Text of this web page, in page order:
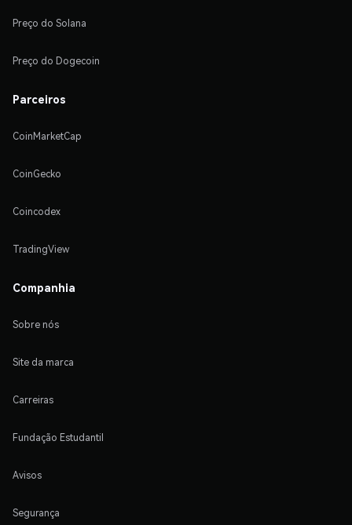
Preço do Solana
Preço do Dogecoin
Parceiros
CoinMarketCap
CoinGecko
Coincodex
TradingView
Companhia
Sobre nós
Site da marca
Carreiras
Fundação Estudantil
Avisos
Segurança